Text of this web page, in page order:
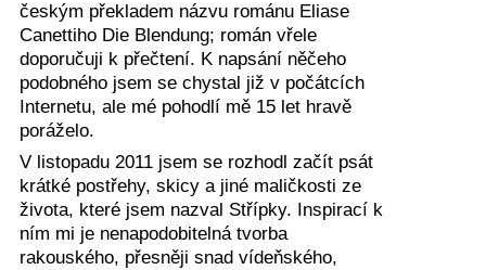
českým překladem názvu románu Eliase
Canettiho Die Blendung; román vřele
doporučuji k přečtení. K napsání něčeho
podobného jsem se chystal již v počátcích
Internetu, ale mé pohodlí mě 15 let hravě
poráželo.
V listopadu 2011 jsem se rozhodl začít psát
krátké postřehy, skicy a jiné maličkosti ze
života, které jsem nazval Střípky. Inspirací k
ním mi je nenapodobitelná tvorba
rakouského, přesněji snad vídeňského,